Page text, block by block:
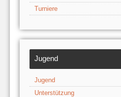
Turniere
Jugend
Jugend
Unterstützung